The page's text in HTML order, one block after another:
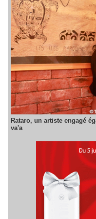
Rataro, un artiste engagé
va'a